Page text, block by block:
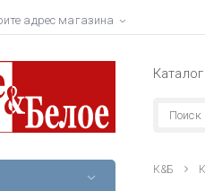
адрес магазина
Каталог
К&Б